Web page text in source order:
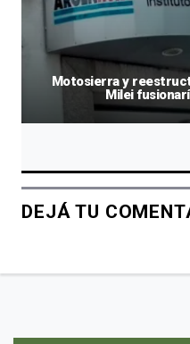
Motosierra y
Milei
DEJÁ TU